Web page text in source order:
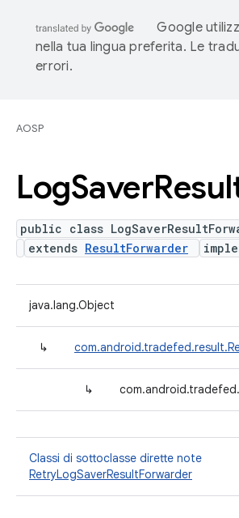
Google
nella tua lingua preferita. Le
errori.
AOSP
LogSaver
public class
extends ResultForwarder
java.lang.Object
↳
↳
Classi di sottoclasse dirette note
RetryLogSaverResultForwarder